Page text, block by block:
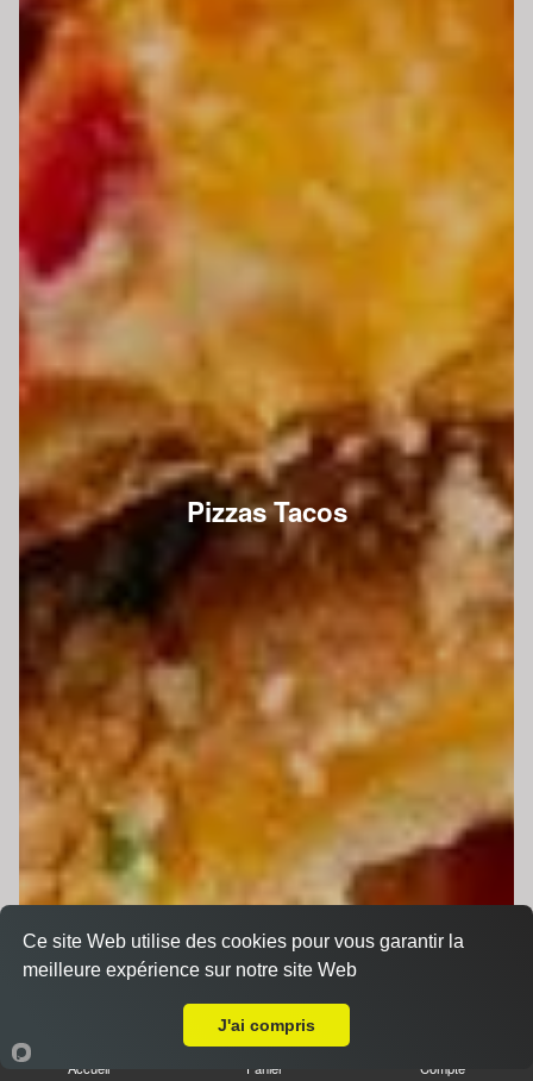
Pizzas Tacos
Accueil Panier Compte
Ce site Web utilise des cookies pour vous garantir la
meilleure expérience sur notre site Web
J'ai compris